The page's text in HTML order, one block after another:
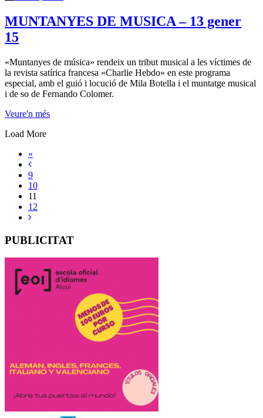
MUNTANYES DE MUSICA – 13 gener
15
«Muntanyes de música» rendeix un tribut musical a les víctimes de
la revista satírica francesa «Charlie Hebdo» en este programa
especial, amb el guió i locució de Mila Botella i el muntatge musical
i de so de Fernando Colomer.
Veure'n més
Load More
«
9
10
11
12
PUBLICITAT